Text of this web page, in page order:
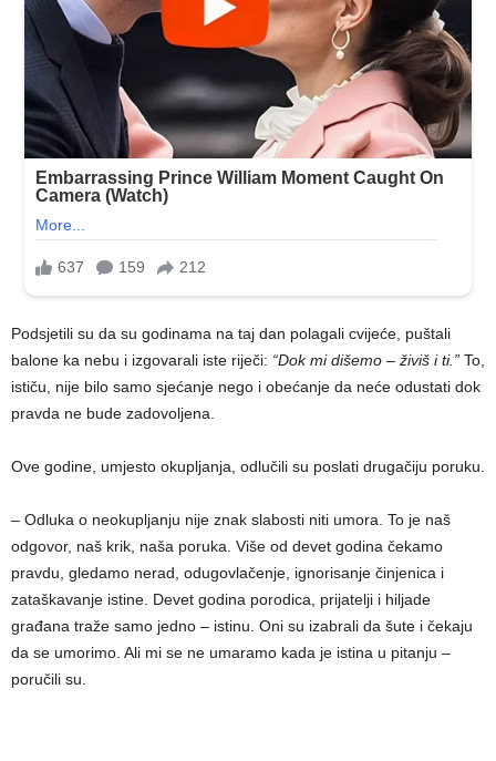
Podsjetili su da su godinama na taj dan polagali cvijeće, puštali
balone ka nebu i izgovarali iste riječi: “Dok mi dišemo – živiš i ti.” To,
ističu, nije bilo samo sjećanje nego i obećanje da neće odustati dok
pravda ne bude zadovoljena.
Ove godine, umjesto okupljanja, odlučili su poslati drugačiju poruku.
– Odluka o neokupljanju nije znak slabosti niti umora. To je naš
odgovor, naš krik, naša poruka. Više od devet godina čekamo
pravdu, gledamo nerad, odugovlačenje, ignorisanje činjenica i
zataškavanje istine. Devet godina porodica, prijatelji i hiljade
građana traže samo jedno – istinu. Oni su izabrali da šute i čekaju
da se umorimo. Ali mi se ne umaramo kada je istina u pitanju –
poručili su.